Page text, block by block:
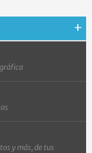
y más, de tus